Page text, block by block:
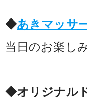
◆あきマッサ
当日のお楽し
◆オリジナル